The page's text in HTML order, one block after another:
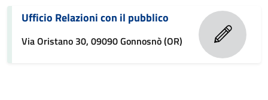
Ufficio Relazioni con il pubblico
Via Oristano 30, 09090 Gonnosnò (OR)